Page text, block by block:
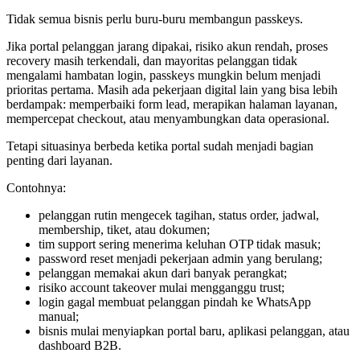
Tidak semua bisnis perlu buru-buru membangun passkeys.
Jika portal pelanggan jarang dipakai, risiko akun rendah, proses
recovery masih terkendali, dan mayoritas pelanggan tidak
mengalami hambatan login, passkeys mungkin belum menjadi
prioritas pertama. Masih ada pekerjaan digital lain yang bisa lebih
berdampak: memperbaiki form lead, merapikan halaman layanan,
mempercepat checkout, atau menyambungkan data operasional.
Tetapi situasinya berbeda ketika portal sudah menjadi bagian
penting dari layanan.
Contohnya:
pelanggan rutin mengecek tagihan, status order, jadwal,
membership, tiket, atau dokumen;
tim support sering menerima keluhan OTP tidak masuk;
password reset menjadi pekerjaan admin yang berulang;
pelanggan memakai akun dari banyak perangkat;
risiko account takeover mulai mengganggu trust;
login gagal membuat pelanggan pindah ke WhatsApp
manual;
bisnis mulai menyiapkan portal baru, aplikasi pelanggan, atau
dashboard B2B.